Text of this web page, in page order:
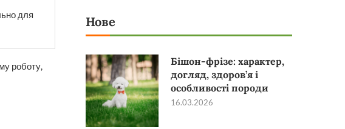
для
роботу,
Нове
Бішон-фрізе: характер,
догляд, здоров’я і
особливості породи
16.03.2026